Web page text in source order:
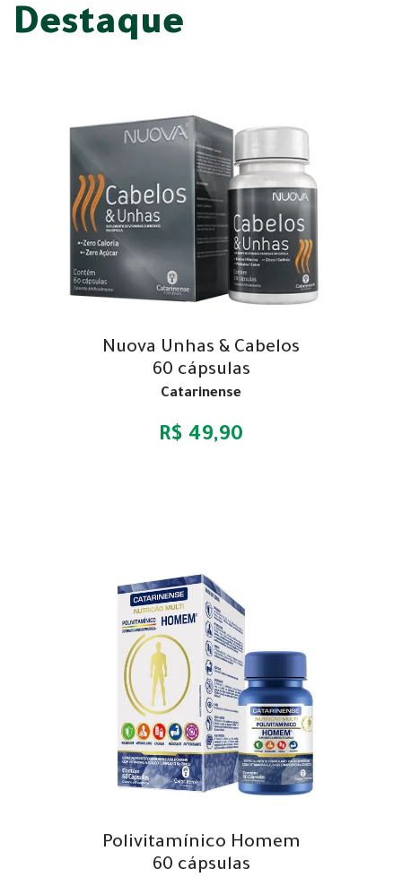
Destaque
Nuova Unhas & Cabelos
60 cápsulas
Catarinense
R$ 49,90
Polivitamínico Homem
60 cápsulas